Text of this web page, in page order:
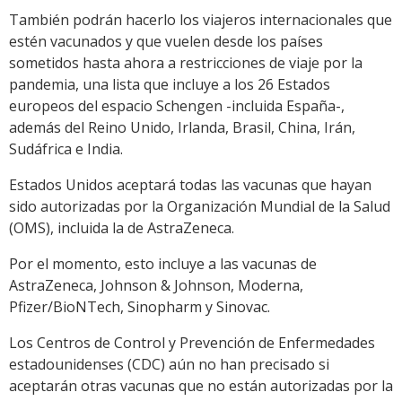
También podrán hacerlo los viajeros internacionales que
estén vacunados y que vuelen desde los países
sometidos hasta ahora a restricciones de viaje por la
pandemia, una lista que incluye a los 26 Estados
europeos del espacio Schengen -incluida España-,
además del Reino Unido, Irlanda, Brasil, China, Irán,
Sudáfrica e India.
Estados Unidos aceptará todas las vacunas que hayan
sido autorizadas por la Organización Mundial de la Salud
(OMS), incluida la de AstraZeneca.
Por el momento, esto incluye a las vacunas de
AstraZeneca, Johnson & Johnson, Moderna,
Pfizer/BioNTech, Sinopharm y Sinovac.
Los Centros de Control y Prevención de Enfermedades
estadounidenses (CDC) aún no han precisado si
aceptarán otras vacunas que no están autorizadas por la